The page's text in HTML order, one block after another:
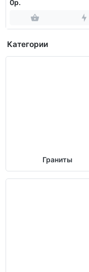
0р.
Категории
Граниты